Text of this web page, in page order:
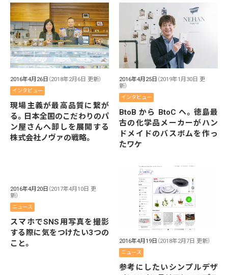
2016年4月26日 （2018年2月6日 更新）
インタビュー
現場主義が最高品質に繋が
る。日本全国のこだわりのパ
ン屋さんへ卸しを展開する
株式会社ノヴァの戦略。
2016年4月25日 （2019年1月30日 更
新）
インタビュー
BtoB から BtoC ヘ。徳島最
古の化学品メーカーがハン
ドメイドのバスボムを作っ
たワケ
2016年4月20日 （2017年4月10日 更
新）
ニュース
スマホでSNS用写真を撮影
する際に気をつけたい3つの
こと。
2016年4月19日 （2018年2月7日 更新）
ニュース
参考にしたいシンプルデザ